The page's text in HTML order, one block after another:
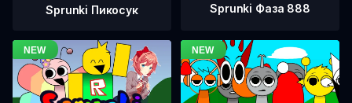
Sprunki Пикосук Sprunki Фаза 888